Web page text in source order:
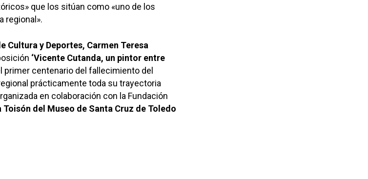
que los sitúan como «uno de los
regional».
Cultura y Deportes, Carmen Teresa
‘Vicente Cutanda, un pintor entre
primer centenario del fallecimiento del
prácticamente toda su trayectoria
en colaboración con la Fundación
Toisón del Museo de Santa Cruz de Toledo